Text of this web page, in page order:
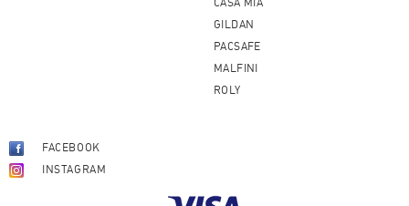
CASA MIA
GILDAN
PACSAFE
MALFINI
ROLY
FACEBOOK
INSTAGRAM